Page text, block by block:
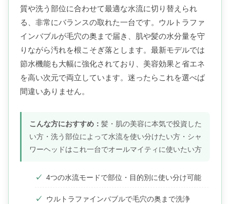
質や洗う部位に合わせて最適な水流に切り替えられ
る、非常にバランスの取れた一台です。ウルトラファ
インバブルが毛穴の奥まで届き、肌や髪の水分量を守
りながら汚れを根こそぎ落とします。最新モデルでは
節水機能も大幅に強化されており、美容効果と省エネ
を高い次元で両立しています。迷ったらこれを選べば
間違いありません。
こんな方におすすめ： 髪・肌の美容に本気で投資した
い方・洗う部位によって水流を使い分けたい方・シャ
ワーヘッドはこれ一台でオールマイティに使いたい方
4つの水流モードで部位・目的別に使い分け可能
ウルトラファインバブルで毛穴の奥まで洗浄